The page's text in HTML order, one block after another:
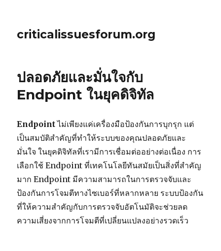
criticalissuesforum.org
ปลอดภัยและมั่นใจกับ
Endpoint ในยุคดิจิทัล
Endpointไม่เพียงแค่เครื่องมือป้องกันการบุกรุก แต่
เป็นสมบัติสำคัญที่ทำให้ระบบของคุณปลอดภัยและ
มั่นใจ ในยุคดิจิทัลที่เรามีการเชื่อมต่ออย่างต่อเนื่อง การ
เลือกใช้ Endpoint ที่เทคโนโลยีทันสมัยเป็นสิ่งที่สำคัญ
มาก Endpoint มีความสามารถในการตรวจจับและ
ป้องกันการโจมตีทางไซเบอร์ที่หลากหลาย ระบบป้องกัน
ที่ให้ความสำคัญกับการตรวจจับอัตโนมัติจะช่วยลด
ความเสี่ยงจากการโจมตีที่เปลี่ยนแปลงอย่างรวดเร็ว